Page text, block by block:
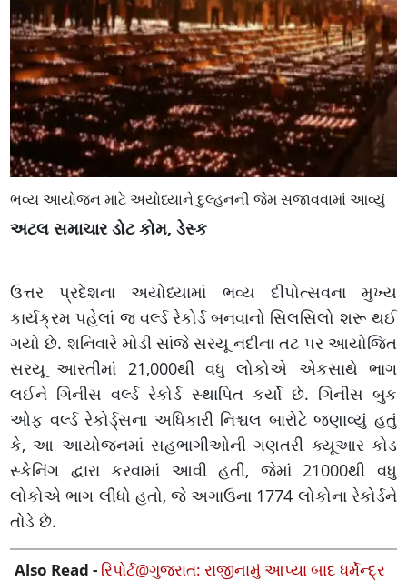
ભવ્ય આયોજન માટે અયોધ્યાને દુલ્હનની જેમ સજાવવામાં આવ્યું
અટલ સમાચાર ડોટ કોમ, ડેસ્ક
ઉત્તર પ્રદેશના અયોધ્યામાં ભવ્ય દીપોત્સવના મુખ્ય
કાર્યક્રમ પહેલાં જ વર્લ્ડ રેકોર્ડ બનવાનો સિલસિલો શરૂ થઈ
ગયો છે. શનિવારે મોડી સાંજે સરયૂ નદીના તટ પર આયોજિત
સરયૂ આરતીમાં 21,000થી વધુ લોકોએ એકસાથે ભાગ
લઈને ગિનીસ વર્લ્ડ રેકોર્ડ સ્થાપિત કર્યો છે. ગિનીસ બુક
ઓફ વર્લ્ડ રેકોર્ડ્સના અધિકારી નિશ્ચલ બારોટે જણાવ્યું હતું
કે, આ આયોજનમાં સહભાગીઓની ગણતરી ક્યૂઆર કોડ
સ્કેનિંગ દ્વારા કરવામાં આવી હતી, જેમાં 21000થી વધુ
લોકોએ ભાગ લીધો હતો, જે અગાઉના 1774 લોકોના રેકોર્ડને
તોડે છે.
Also Read - રિપોર્ટ@ગુજરાત: રાજીનામું આપ્યા બાદ ધર્મેન્દ્ર